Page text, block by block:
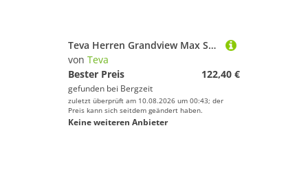
Teva Herren Grandview Max Sandale
von Teva
Bester Preis
122,40 €
gefunden bei Bergzeit
zuletzt überprüft am 10.08.2026 um 00:43; der
Preis kann sich seitdem geändert haben.
Keine weiteren Anbieter